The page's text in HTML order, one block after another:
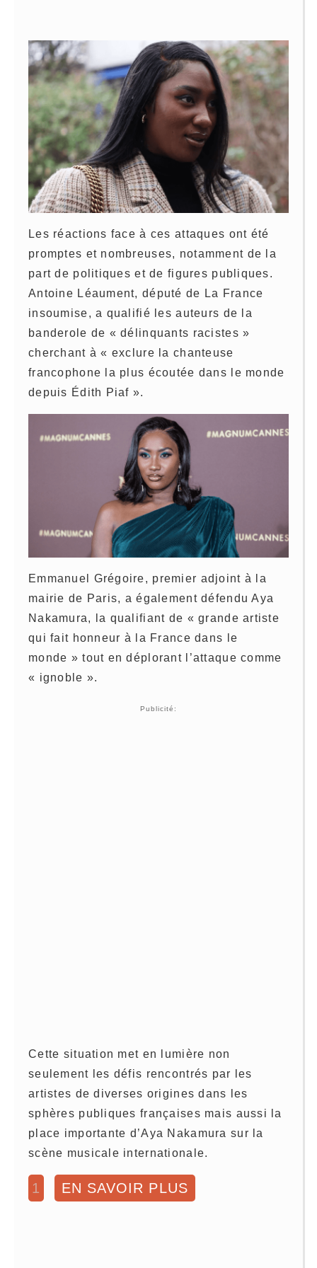
Les réactions face à ces attaques ont été
promptes et nombreuses, notamment de la
part de politiques et de figures publiques.
Antoine Léaument, député de La France
insoumise, a qualifié les auteurs de la
banderole de « délinquants racistes »
cherchant à « exclure la chanteuse
francophone la plus écoutée dans le monde
depuis Édith Piaf ».
Emmanuel Grégoire, premier adjoint à la
mairie de Paris, a également défendu Aya
Nakamura, la qualifiant de « grande artiste
qui fait honneur à la France dans le
monde » tout en déplorant l’attaque comme
« ignoble ».
Publicité:
Cette situation met en lumière non
seulement les défis rencontrés par les
artistes de diverses origines dans les
sphères publiques françaises mais aussi la
place importante d’Aya Nakamura sur la
scène musicale internationale.
1 EN SAVOIR PLUS